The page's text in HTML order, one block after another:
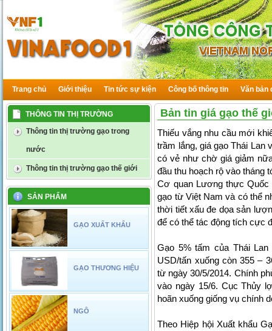
Trang chủ Giới thiệu Tin tức sự kiện Công bố thông tin Văn bản
THÔNG TIN THỊ TRƯỜNG
Thông tin thị trường gạo trong
nước
Thông tin thị trường gạo thế giới
SẢN PHẨM
GẠO XUẤT KHẨU
GẠO THƯƠNG HIỆU
NGÔ
Bản tin giá gạo thế
Thiếu vắng nhu cầu mới
trầm lắng, giá gạo Thái Lan
có vẻ như chờ giá giảm
đầu thu hoạch rộ vào tháng
Cơ quan Lương thực Quốc
gạo từ Việt Nam và có thể
thời tiết xấu đe dọa sản
để có thể tác động tích cực
Gạo 5% tấm của Thái
USD/tấn xuống còn 355 –
từ ngày 30/5/2014. Chính
vào ngày 15/6. Cục Thủy
hoãn xuống giống vụ chính
Theo Hiệp hội Xuất khẩu